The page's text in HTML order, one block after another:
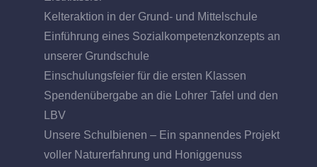
Kelteraktion in der Grund- und Mittelschule
Einführung eines Sozialkompetenzkonzepts an
unserer Grundschule
Einschulungsfeier für die ersten Klassen
Spendenübergabe an die Lohrer Tafel und den
LBV
Unsere Schulbienen – Ein spannendes Projekt
voller Naturerfahrung und Honiggenuss